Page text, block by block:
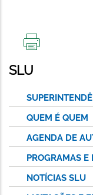
ESTA
PÁGINA
SLU
QUEM É QUEM
AGENDA DE
PROGRAMAS E
NOTÍCIAS SLU